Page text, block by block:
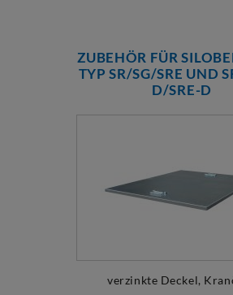
ZUBEHÖR FÜR
TYP SR/SG/SRE UND
D/SRE-D
verzinkte Deckel,